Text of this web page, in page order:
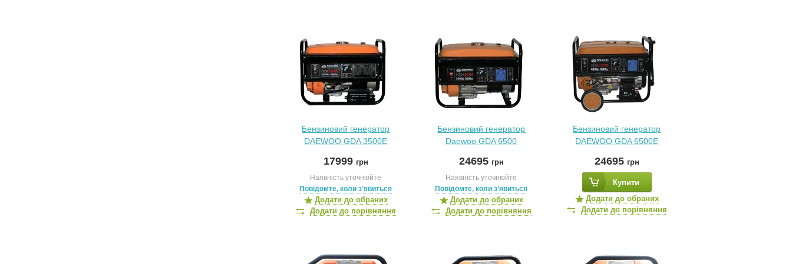
Бензиновий генератор
DAEWOO GDA 3500E
17999 грн
Наявність уточнюйте
Повідомте, коли зʼявиться
Додати до обраних
Додати до порівняння
Бензиновий генератор
Daewoo GDA 6500
24695 грн
Наявність уточнюйте
Повідомте, коли зʼявиться
Додати до обраних
Додати до порівняння
Бензиновий генератор
DAEWOO GDA 6500E
24695 грн
Купити
Додати до обраних
Додати до порівняння